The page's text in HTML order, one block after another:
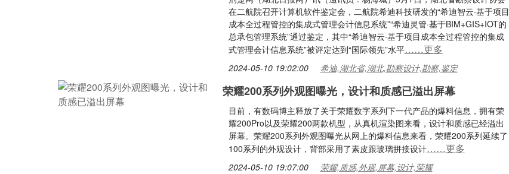
在二航院召开计算机软件鉴定会，二航院希迪科技研发的“希迪智云·基于项目
成本全过程管控的集成式管理会计信息系统”“希迪灵管·基于BIM+GIS+IOT的
总承包管理系统”通过鉴定，其中“希迪智云·基于项目成本全过程管控的集成
式管理会计信息系统”被评定达到“国际领先”水平……更多
2024-05-10 19:02:00 希迪,湖北省,湖北,勘察设计,勘察,鉴定
荣耀200系列外观图曝光，设计和质感已溢出屏幕
目前，有数码博主释放了关于荣耀数字系列下一代产品的爆料信息，拥有荣
耀200Pro以及荣耀200两款机型，从真机渲染图来看，设计和质感已经溢出
屏幕。荣耀200系列外观图曝光从网上的爆料信息来看，荣耀200系列延续了
100系列的外观设计，背部采用了素皮跟玻璃拼接设计……更多
2024-05-10 19:07:00 荣耀,质感,外观,屏幕,设计,荣耀